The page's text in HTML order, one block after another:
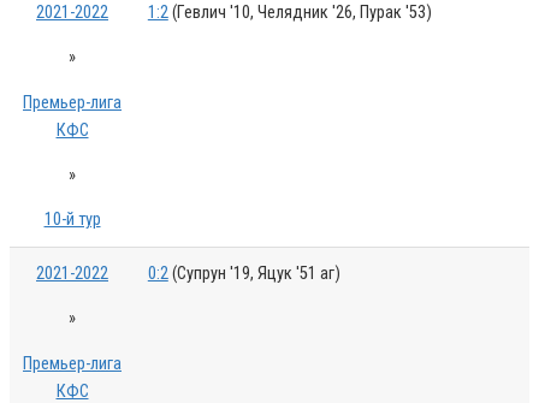
2021-2022
»
Премьер-лига
КФС
»
10-й тур
1:2(Гевлич '10, Челядник '26, Пурак '53)
2021-2022
»
Премьер-лига
КФС
0:2(Супрун '19, Яцук '51 аг)